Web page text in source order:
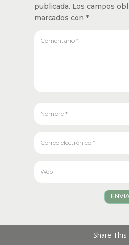
publicada. Los campos
marcados con *
Share This